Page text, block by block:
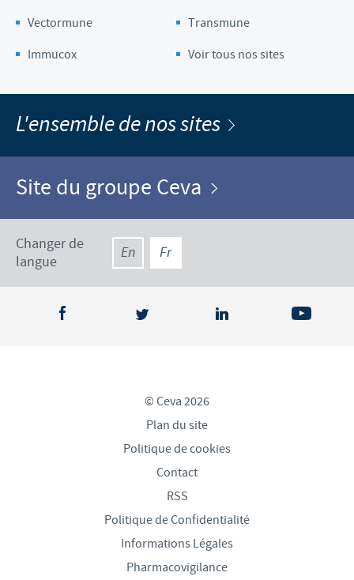
Vectormune
Transmune
Immucox
Voir tous nos sites
L'ensemble de nos sites
Site du groupe Ceva
Changer de
langue
En Fr
© Ceva 2026
Plan du site
Politique de cookies
Contact
RSS
Politique de Confidentialité
Informations Légales
Pharmacovigilance